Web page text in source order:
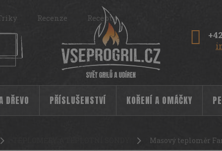
Recenze Recepty
DŘEVO PŘÍSLUŠENSTVÍ KOŘENÍ A OMÁČKY
Masový teploměr